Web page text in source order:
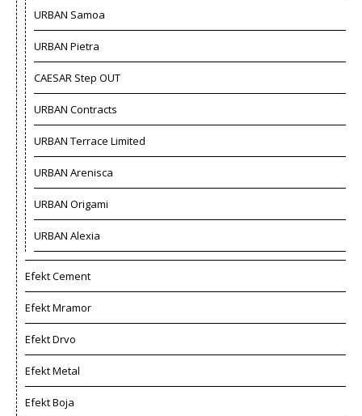
URBAN Samoa
URBAN Pietra
CAESAR Step OUT
URBAN Contracts
URBAN Terrace Limited
URBAN Arenisca
URBAN Origami
URBAN Alexia
Efekt Cement
Efekt Mramor
Efekt Drvo
Efekt Metal
Efekt Boja